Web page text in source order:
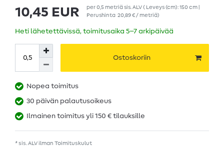
10,45 EUR per0,5 metriäsis. ALV( Leveys (cm): 150 cm |
Perushinta 20,89 € / metriä)
Heti lähetettävissä, toimitusaika 5–7 arkipäivää
Ostoskoriin
Nopea toimitus
30 päivän palautusoikeus
Ilmainen toimitus yli 150 € tilauksille
* sis. ALV ilman Toimituskulut